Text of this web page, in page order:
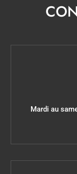
Mardi au